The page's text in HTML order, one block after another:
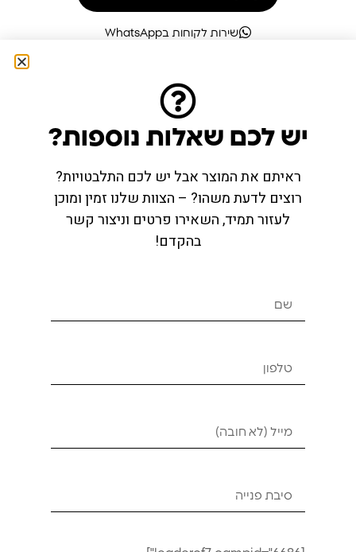
שירות לקוחות בWhatsApp
מושב רכיבה מחורץ
₪120
₪100
יש לכם שאלות נוספות?
ראיתם את המוצר אבל יש לכם התלבטויות?
רוצים לדעת משהו? – הצוות שלנו זמין ומוכן
לעזור תמיד, השאירו פרטים וניצור קשר
בהקדם!